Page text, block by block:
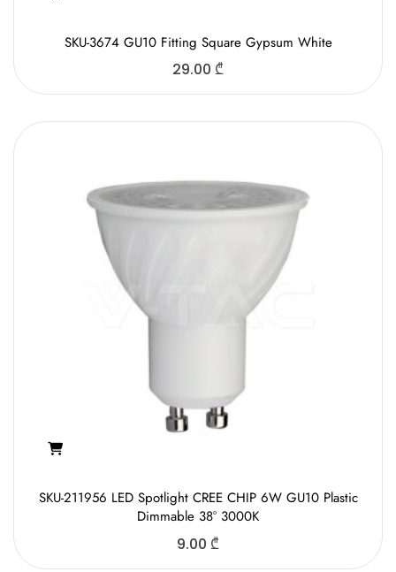
SKU-3674 GU10 Fitting Square Gypsum White
29.00 ₾
SKU-211956 LED Spotlight CREE CHIP 6W GU10 Plastic
Dimmable 38° 3000K
9.00 ₾